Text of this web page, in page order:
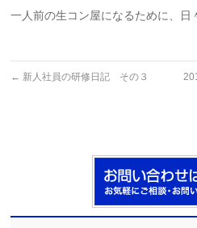
一人前の生コン屋になるために、日
← 新人社員の研修日記 その３